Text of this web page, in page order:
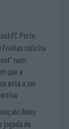
FC Porto
Freitas solicita
num
que a
está a ser
Alves
jogada de